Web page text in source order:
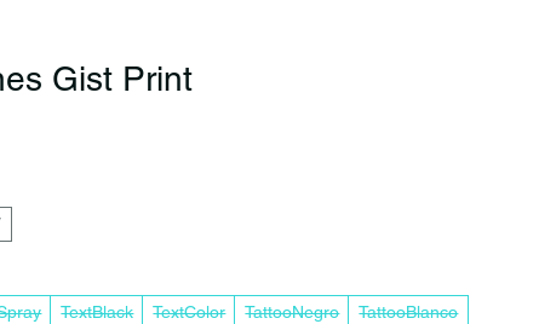
Gist Print
TextBlack TextColor TattooNegro
TattooBlanco